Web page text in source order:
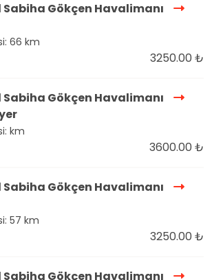
Gökçen Havalimanı
66 km
3250.00 ₺
Gökçen Havalimanı
km
3600.00 ₺
Gökçen Havalimanı
57 km
3250.00 ₺
Gökçen Havalimanı